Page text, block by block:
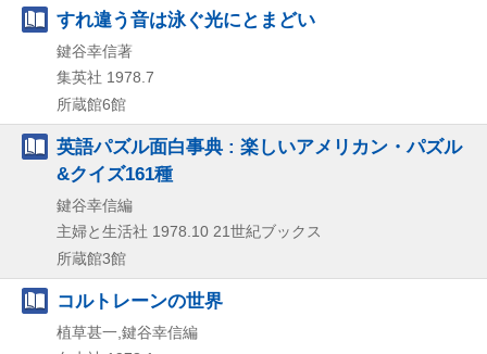
すれ違う音は泳ぐ光にとまどい
鍵谷幸信著
集英社 1978.7
所蔵館6館
英語パズル面白事典 : 楽しいアメリカン・パズル
&クイズ161種
鍵谷幸信編
主婦と生活社 1978.10 21世紀ブックス
所蔵館3館
コルトレーンの世界
植草甚一,鍵谷幸信編